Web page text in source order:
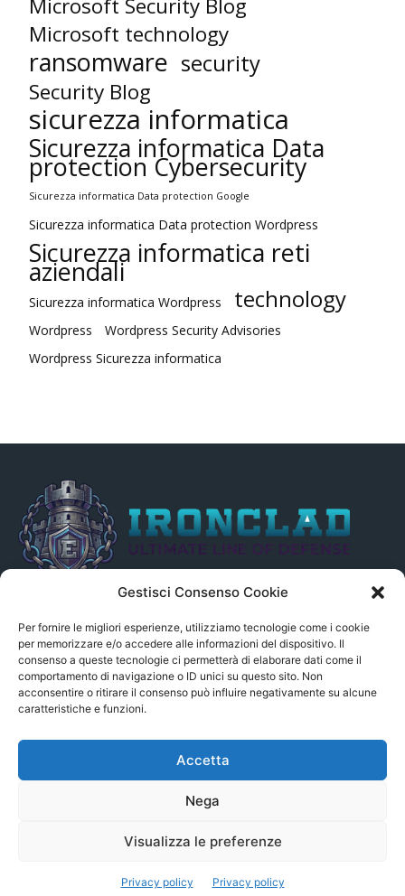
Gestisci Consenso Cookie
Per fornire le migliori esperienze, utilizziamo tecnologie come i cookie
per memorizzare e/o accedere alle informazioni del dispositivo. Il
consenso a queste tecnologie ci permetterà di elaborare dati come il
comportamento di navigazione o ID unici su questo sito. Non
acconsentire o ritirare il consenso può influire negativamente su alcune
caratteristiche e funzioni.
Accetta
Nega
Visualizza le preferenze
Privacy policy Privacy policy
Microsoft Security Blog
Microsoft technology
ransomware security
Security Blog
sicurezza informatica
Sicurezza informatica Data
protection Cybersecurity
Sicurezza informatica Data protection Google
Sicurezza informatica Data protection Wordpress
Sicurezza informatica reti
aziendali
Sicurezza informatica Wordpress technology
Wordpress
Wordpress Security Advisories
Wordpress Sicurezza informatica
indirettamente, alle Fonti delle notizie segnalate né può essere
ritenuto responsabile ad alcun titolo dei loro contenuti. Si precisa
altresì che le notizie segnalate dall’aggregatore NON sono da
intendersi in alcun modo di proprietà del sito GenSys.it, ad
eccezione degli articoli e dei documenti pubblicati nel blog.
© Copyright 2022 - Serverbay.it - Eteon.it
Aggregatore News Privacy policy